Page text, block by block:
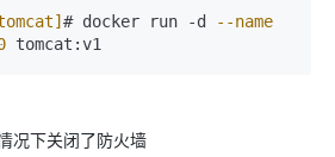
# docker run -d
--name
况下关闭了防火墙